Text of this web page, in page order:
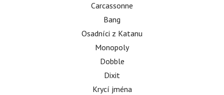
Carcassonne
Bang
Osadníci z Katanu
Monopoly
Dobble
Dixit
Krycí jména